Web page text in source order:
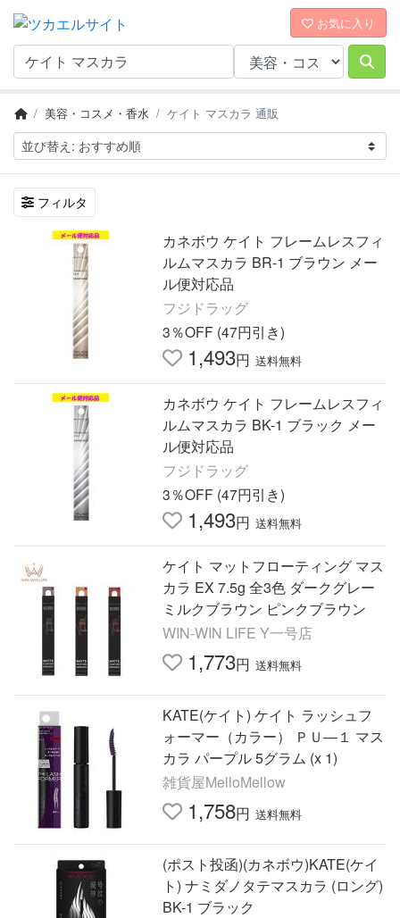
お気に入り
美容・コスメ・香水 ケイト マスカラ 通販
フィルタ
カネボウ ケイト フレームレスフィ
ルムマスカラ BR-1 ブラウン メー
ル便対応品
フジドラッグ
3％OFF (47円引き)
1,493円 送料無料
カネボウ ケイト フレームレスフィ
ルムマスカラ BK-1 ブラック メー
ル便対応品
フジドラッグ
3％OFF (47円引き)
1,493円 送料無料
ケイト マットフローティング マス
カラ EX 7.5g 全3色 ダークグレー
ミルクブラウン ピンクブラウン
WIN-WIN LIFE Y一号店
1,773円 送料無料
KATE(ケイト) ケイト ラッシュフ
ォーマー（カラー） ＰＵ―１ マス
カラ パープル 5グラム (x 1)
雑貨屋MelloMellow
1,758円 送料無料
(ポスト投函)(カネボウ)KATE(ケイ
ト) ナミダノタテマスカラ (ロング)
BK-1 ブラック